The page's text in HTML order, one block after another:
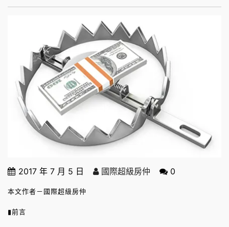
2017 年 7 月 5 日 國際超級房仲 0
本文作者－國際超級房仲
▮前言